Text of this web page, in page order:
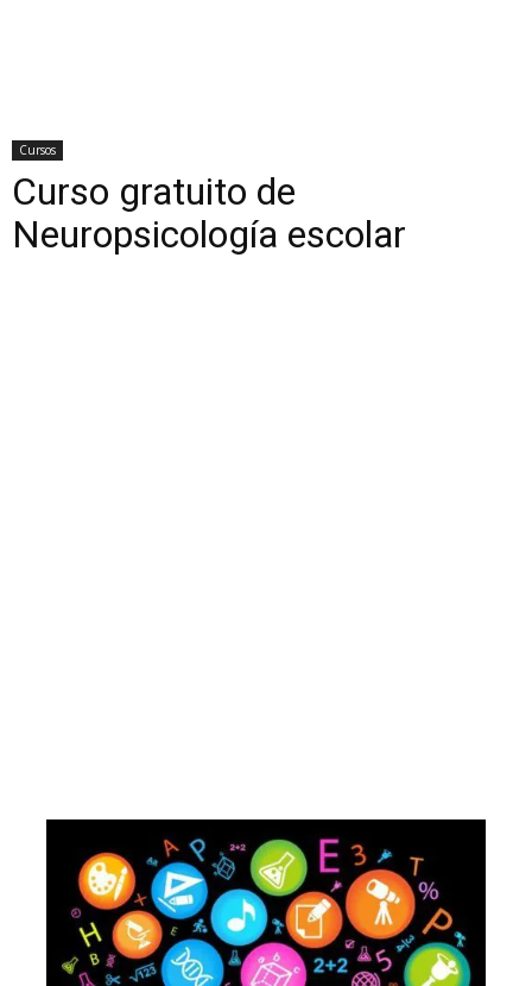
Cursos
Curso gratuito de
Neuropsicología escolar